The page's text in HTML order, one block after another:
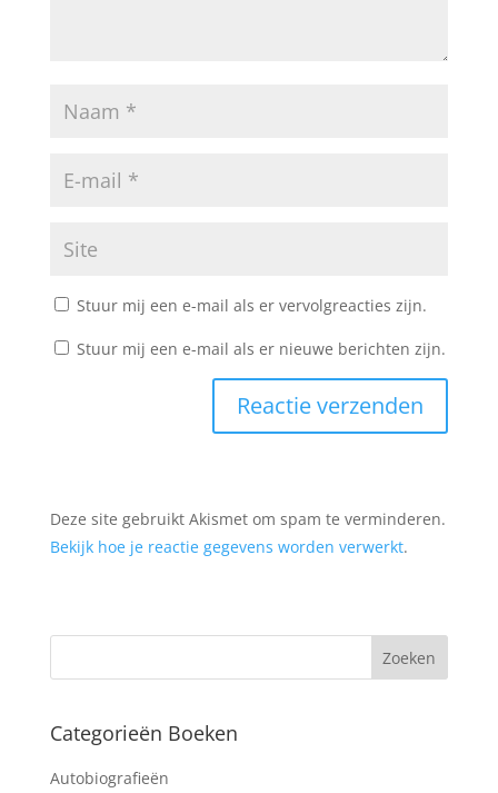
Stuur mij een e-mail als er vervolgreacties zijn.
Stuur mij een e-mail als er nieuwe berichten zijn.
Deze site gebruikt Akismet om spam te verminderen.
Bekijk hoe je reactie gegevens worden verwerkt.
Categorieën Boeken
Autobiografieën